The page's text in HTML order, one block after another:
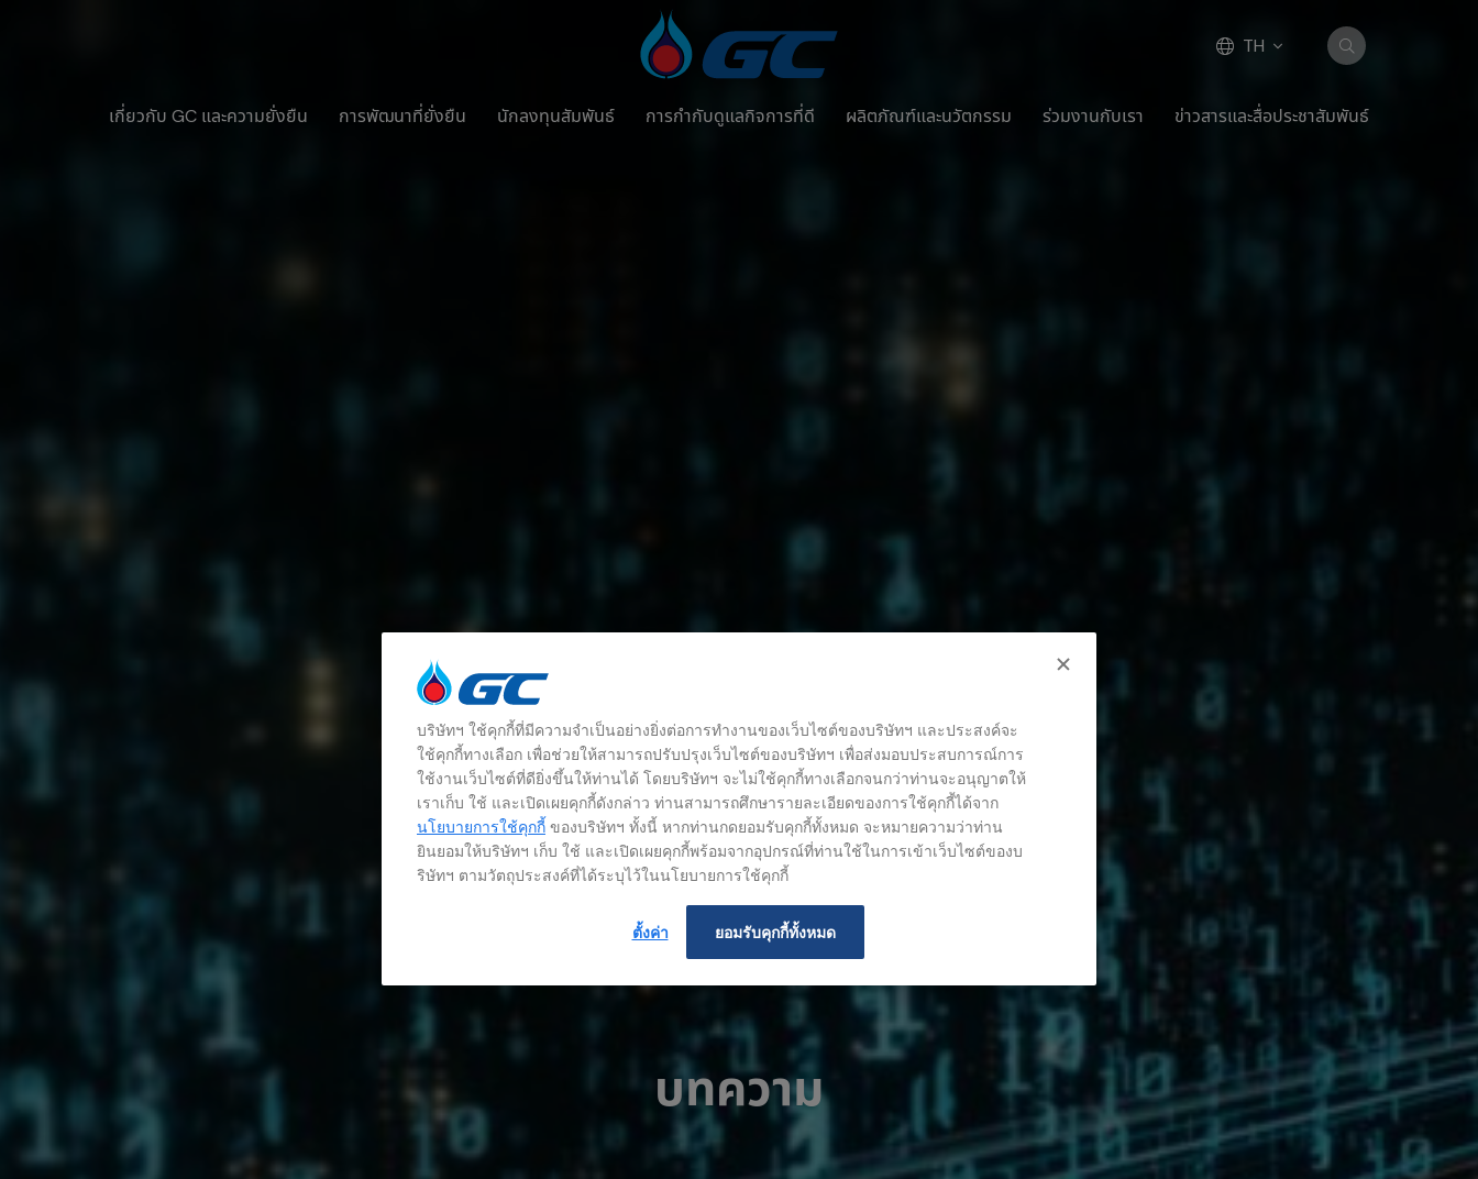
TH
เกี่ยวกับ GC และความยั่งยืน การพัฒนาที่ยั่งยืน นักลงทุนสัมพันธ์ การกำกับดูแลกิจการที่ดี ผลิตภัณฑ์และนวัตกรรม ร่วมงานกับเรา ข่าวสารและสื่อประชาสัมพันธ์
บทความ
บริษัทฯ ใช้คุกกี้ที่มีความจำเป็นอย่างยิ่งต่อการทำงานของเว็บไซต์ของบริษัทฯ และประสงค์จะ
ใช้คุกกี้ทางเลือก เพื่อช่วยให้สามารถปรับปรุงเว็บไซต์ของบริษัทฯ เพื่อส่งมอบประสบการณ์การ
ใช้งานเว็บไซต์ที่ดียิ่งขึ้นให้ท่านได้ โดยบริษัทฯ จะไม่ใช้คุกกี้ทางเลือกจนกว่าท่านจะอนุญาตให้
เราเก็บ ใช้ และเปิดเผยคุกกี้ดังกล่าว ท่านสามารถศึกษารายละเอียดของการใช้คุกกี้ได้จาก
นโยบายการใช้คุกกี้ ของบริษัทฯ ทั้งนี้ หากท่านกดยอมรับคุกกี้ทั้งหมด จะหมายความว่าท่าน
ยินยอมให้บริษัทฯ เก็บ ใช้ และเปิดเผยคุกกี้พร้อมจากอุปกรณ์ที่ท่านใช้ในการเข้าเว็บไซต์ของบ
ริษัทฯ ตามวัตถุประสงค์ที่ได้ระบุไว้ในนโยบายการใช้คุกกี้
ตั้งค่า ยอมรับคุกกี้ทั้งหมด